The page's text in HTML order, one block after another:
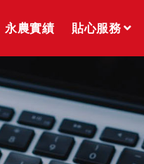
永農實績 貼心服務